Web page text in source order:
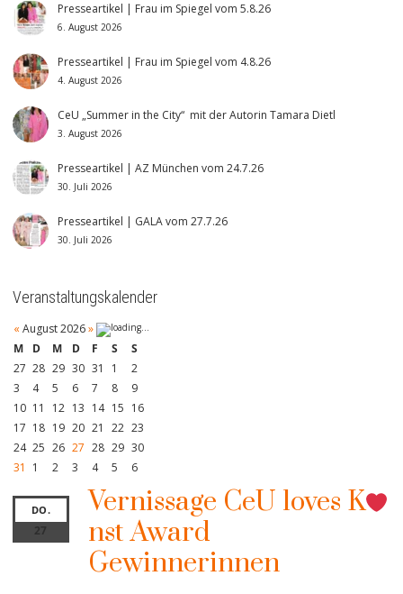
Presseartikel | Frau im Spiegel vom 5.8.26
6. August 2026
Presseartikel | Frau im Spiegel vom 4.8.26
4. August 2026
CeU „Summer in the City“ mit der Autorin Tamara Dietl
3. August 2026
Presseartikel | AZ München vom 24.7.26
30. Juli 2026
Presseartikel | GALA vom 27.7.26
30. Juli 2026
Veranstaltungskalender
« August 2026»
M
D M D F S
S
27 28 29 30 31 1
2
3
4 5 6 7 8
9
10 11 12 13 14 15 16
17 18 19 20 21 22 23
24 25 26 27 28 29 30
31
1 2 3 4 5 6
DO.
27
Vernissage CeU loves K
nst Award
Gewinnerinnen